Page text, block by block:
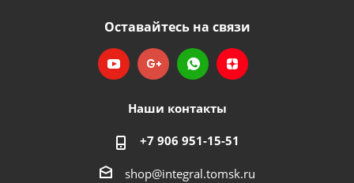
Оставайтесь на связи
Наши контакты
+7 906 951-15-51
shop@integral.tomsk.ru